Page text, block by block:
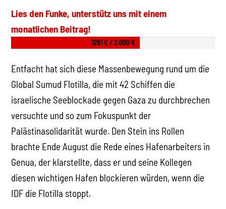
Lies den Funke, unterstütz uns mit einem
monatlichen Beitrag!
1261 € / 2.000 €
Entfacht hat sich diese Massenbewegung rund um die
Global Sumud Flotilla, die mit 42 Schiffen die
israelische Seeblockade gegen Gaza zu durchbrechen
versuchte und so zum Fokuspunkt der
Palästinasolidarität wurde. Den Stein ins Rollen
brachte Ende August die Rede eines Hafenarbeiters in
Genua, der klarstellte, dass er und seine Kollegen
diesen wichtigen Hafen blockieren würden, wenn die
IDF die Flotilla stoppt.